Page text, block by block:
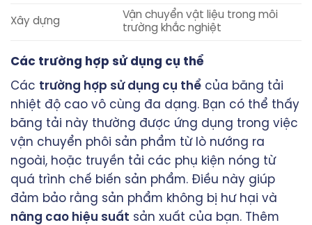
Xây dựng
Vận chuyển vật liệu trong môi
trường khắc nghiệt
Các trường hợp sử dụng cụ thể
Các trường hợp sử dụng cụ thể của băng tải
nhiệt độ cao vô cùng đa dạng. Bạn có thể thấy
băng tải này thường được ứng dụng trong việc
vận chuyển phôi sản phẩm từ lò nướng ra
ngoài, hoặc truyền tải các phụ kiện nóng từ
quá trình chế biến sản phẩm. Điều này giúp
đảm bảo rằng sản phẩm không bị hư hại và
nâng cao hiệu suất sản xuất của bạn. Thêm